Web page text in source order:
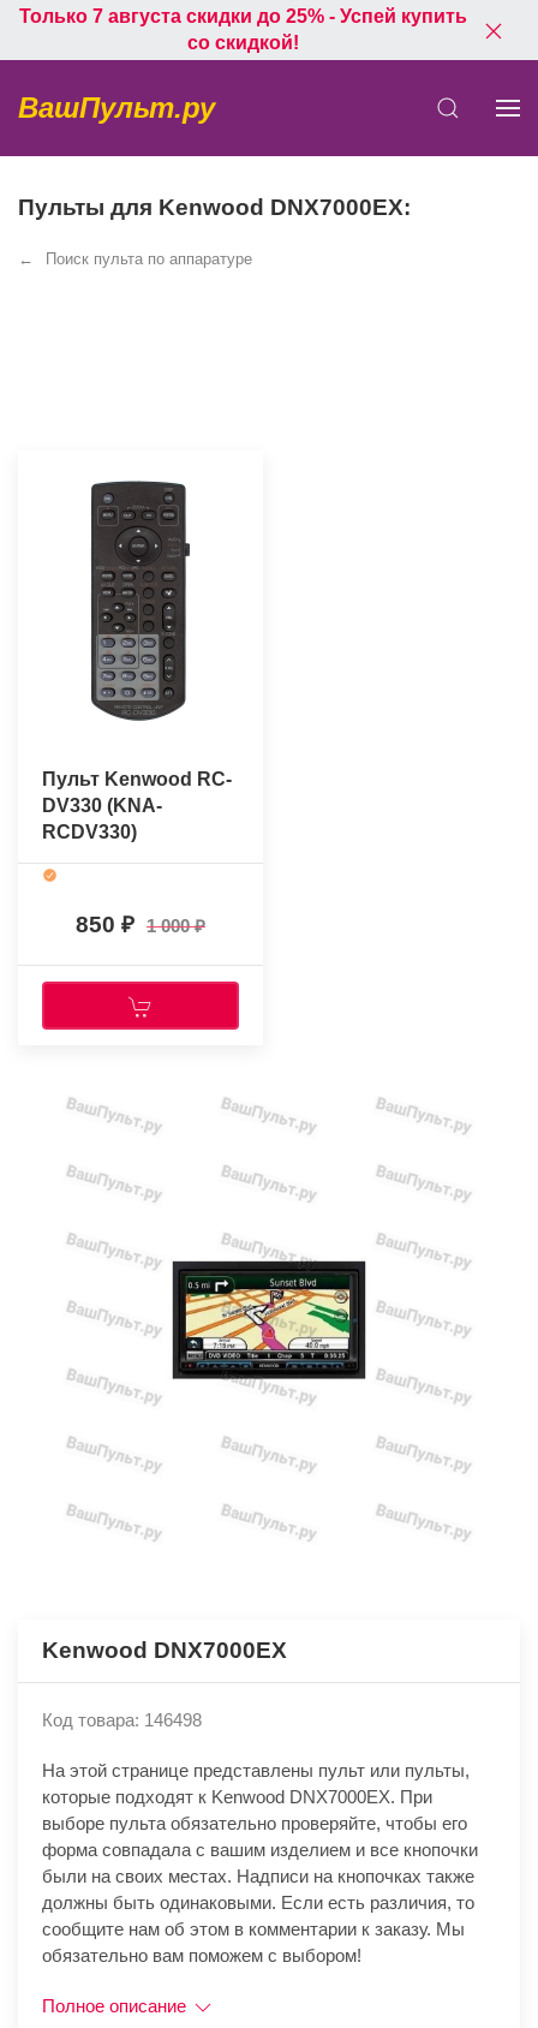
Только 7 августа скидки до 25% - Успей купить
со скидкой!
ВашПульт.ру
Пульты для Kenwood DNX7000EX:
Поиск пульта по аппаратуре
Пульт Kenwood RC-
DV330 (KNA-
RCDV330)
(оригинальный)
850 1 000
Kenwood DNX7000EX
Код товара: 146498
На этой странице представлены пульт или пульты,
которые подходят к Kenwood DNX7000EX. При
выборе пульта обязательно проверяйте, чтобы его
форма совпадала с вашим изделием и все кнопочки
были на своих местах. Надписи на кнопочках также
должны быть одинаковыми. Если есть различия, то
сообщите нам об этом в комментарии к заказу. Мы
обязательно вам поможем с выбором!
Полное описание